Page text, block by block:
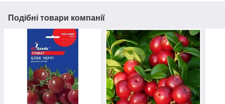
Подібні товари компанії